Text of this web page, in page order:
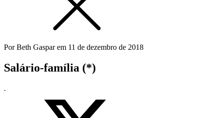
PorBeth Gasparem 11 de dezembro de 2018
Salário-família (*)
.